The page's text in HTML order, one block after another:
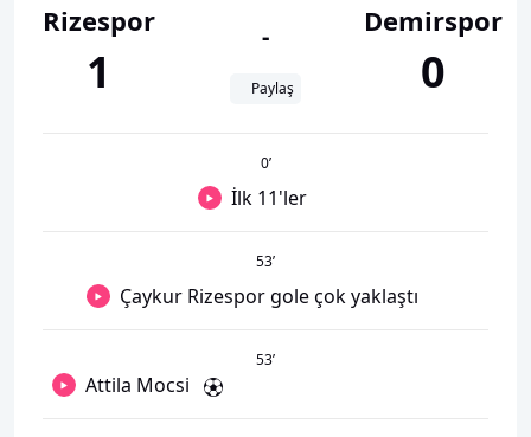
Rizespor
1
-
Paylaş
Demirspor
0
0’
İlk 11'ler
53’
Çaykur Rizespor gole çok yaklaştı
53’
Attila Mocsi